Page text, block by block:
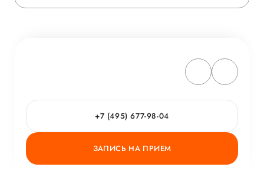
+7 (495) 677-98-04
ЗАПИСЬ НА ПРИЕМ